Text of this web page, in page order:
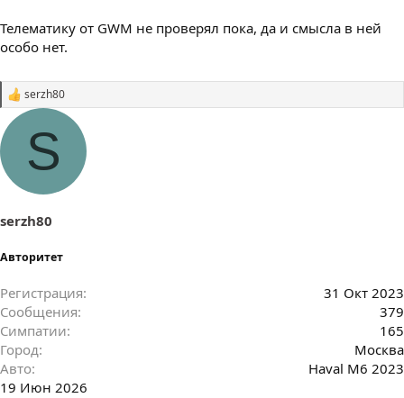
Телематику от GWM не проверял пока, да и смысла в ней
особо нет.
С
м
т
и
serzh80
S
serzh80
Авторитет
Регистрация
31 Окт 2023
Сообщения
379
Симпатии
165
Город
Москва
Авто
Haval M6 2023
19 Июн 2026